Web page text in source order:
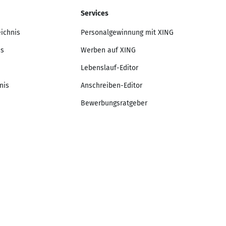
Services
Personalgewinnung mit XING
Werben auf XING
Lebenslauf-Editor
Anschreiben-Editor
Bewerbungsratgeber